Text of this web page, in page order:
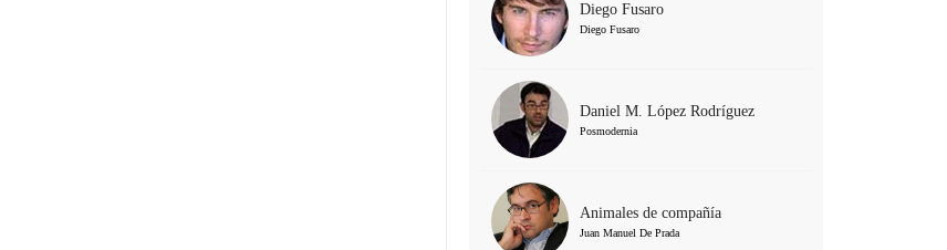
Diego Fusaro
Diego Fusaro
Daniel M. López Rodríguez
Posmodernia
Animales de compañía
Juan Manuel De Prada